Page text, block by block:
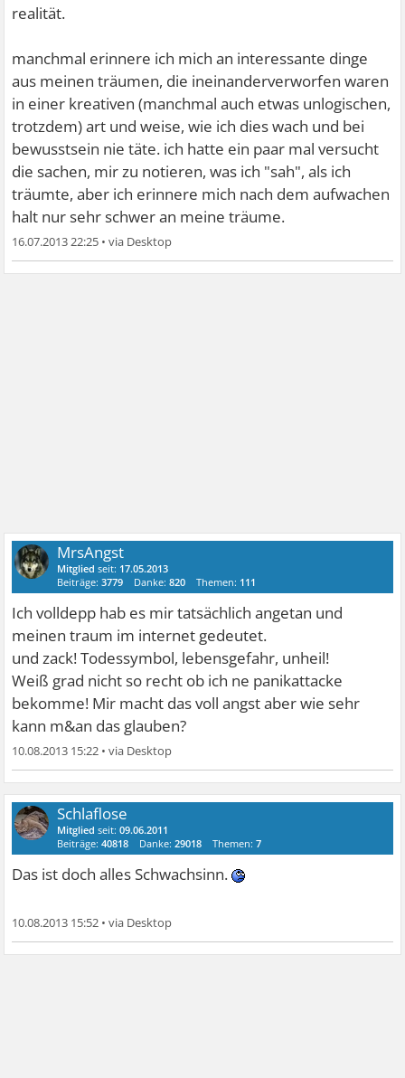
realität.
manchmal erinnere ich mich an interessante dinge
aus meinen träumen, die ineinanderverworfen waren
in einer kreativen (manchmal auch etwas unlogischen,
trotzdem) art und weise, wie ich dies wach und bei
bewusstsein nie täte. ich hatte ein paar mal versucht
die sachen, mir zu notieren, was ich "sah", als ich
träumte, aber ich erinnere mich nach dem aufwachen
halt nur sehr schwer an meine träume.
16.07.2013 22:25 •
MrsAngst
Mitglied seit: 17.05.2013
Beiträge:3779 Danke:820 Themen: 111
Ich volldepp hab es mir tatsächlich angetan und
meinen traum im internet gedeutet.
und zack! Todessymbol, lebensgefahr, unheil!
Weiß grad nicht so recht ob ich ne panikattacke
bekomme! Mir macht das voll angst aber wie sehr
kann m&an das glauben?
10.08.2013 15:22 •
Schlaflose
Mitglied seit:09.06.2011
Beiträge:40818 Danke:29018 Themen:7
Das ist doch alles Schwachsinn.
10.08.2013 15:52 •